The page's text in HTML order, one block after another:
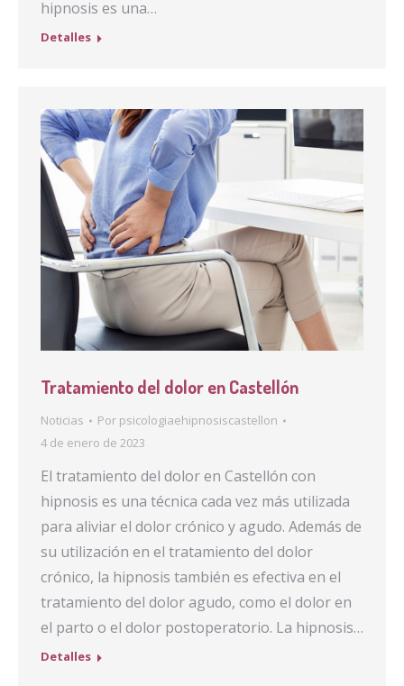
hipnosis es una…
Detalles
Tratamiento del dolor en Castellón
Noticias Por psicologiaehipnosiscastellon
4 de enero de 2023
El tratamiento del dolor en Castellón con
hipnosis es una técnica cada vez más utilizada
para aliviar el dolor crónico y agudo. Además de
su utilización en el tratamiento del dolor
crónico, la hipnosis también es efectiva en el
tratamiento del dolor agudo, como el dolor en
el parto o el dolor postoperatorio. La hipnosis…
Detalles